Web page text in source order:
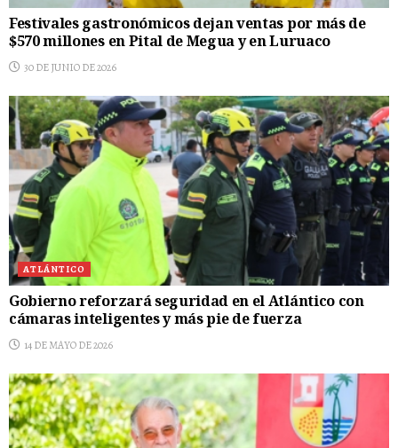
Festivales gastronómicos dejan ventas por más de
$570 millones en Pital de Megua y en Luruaco
30 DE JUNIO DE 2026
ATLÁNTICO
Gobierno reforzará seguridad en el Atlántico con
cámaras inteligentes y más pie de fuerza
14 DE MAYO DE 2026